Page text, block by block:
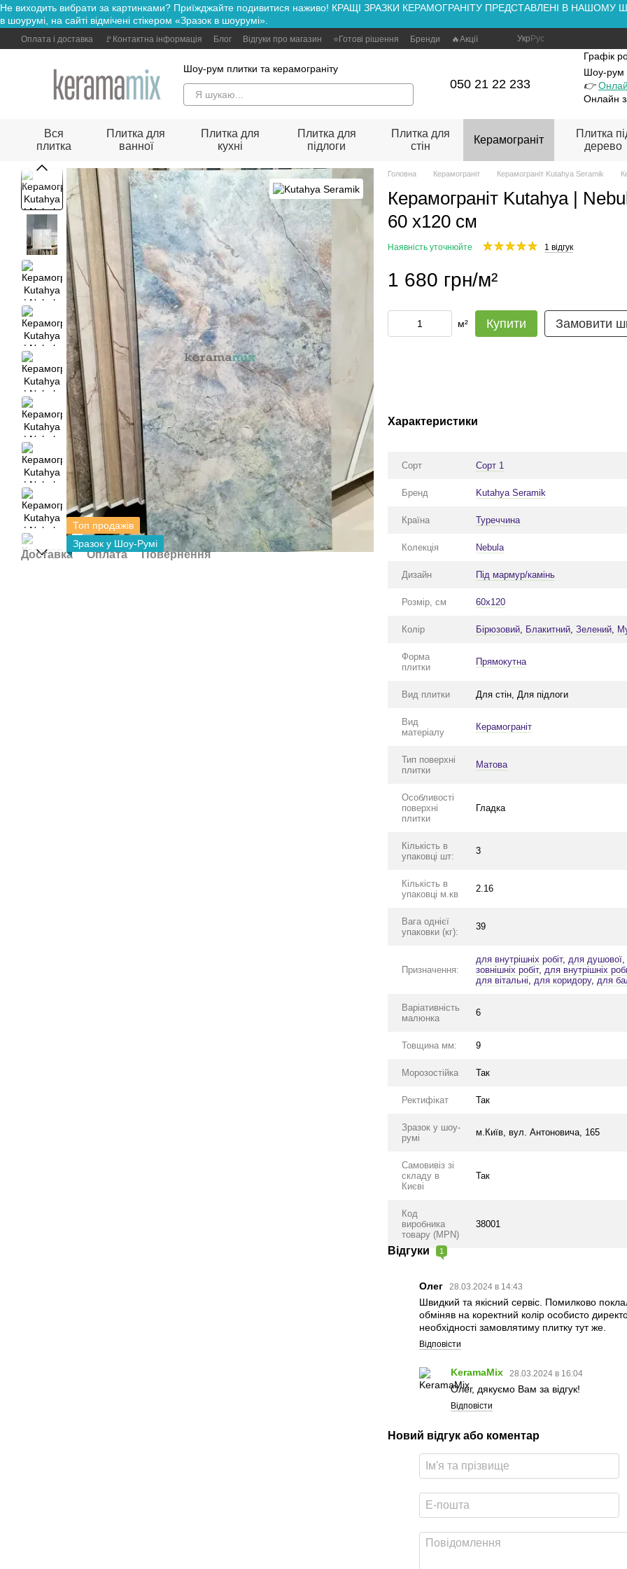
Перейти до основного контенту
Не виходить вибрати за картинками? Приїжджайте подивитися наживо! КРАЩІ ЗРАЗКИ КЕРАМОГРАНІТУ ПРЕДСТАВЛЕНІ В НАШОМУ
в шоурумі, на сайті відмічені стікером «Зразок в шоурумі».
Оплата і доставка 🚩Контактна інформація Блог Відгуки про магазин ⭐Готові рішення Бренди 🔥Акції Укр Рус
Шоу-рум плитки та керамограніту
050 21 22 233
Графік
Шоу-
👉
Онлайн
Вся
плитка
Плитка для
ванної
Плитка для
кухні
Плитка для
підлоги
Плитка для
стін
Керамограніт
Плитка
дерево
Топ продажів
Зразок у Шоу-Румі
Доставка Оплата Повернення
Головна Керамограніт Керамограніт Kutahya Seramik
Керамограніт Kutahya |
60 x120 см
Наявність уточнюйте 1 відгук
1 680 грн/м²
м² Купити Замовити
Характеристики
Сорт Сорт 1
Бренд Kutahya Seramik
Країна Туреччина
Колекція Nebula
Дизайн Під мармур/камінь
Розмір, см 60x120
Колір Бірюзовий, Блакитний, Зелений,
Форма
плитки
Прямокутна
Вид плитки Для стін, Для підлоги
Вид
матеріалу
Керамограніт
Тип поверхні
плитки
Матова
Особливості
поверхні
плитки
Гладка
Кількість в
упаковці шт:
3
Кількість в
упаковці м.кв
2.16
Вага однієї
упаковки (кг):
39
Призначення:
для внутрішніх робіт, для душової,
зовнішніх робіт, для внутрішніх
для вітальні, для коридору, для
Варіативність
малюнка
6
Товщина мм: 9
Морозостійка Так
Ректифікат Так
Зразок у шоу-
румі
м.Київ, вул. Антоновича, 165
Самовивіз зі
складу в
Києві
Так
Код
виробника
товару (MPN)
38001
Відгуки 1
Олег 28.03.2024 в 14:43
Швидкий та якісний сервіс. Помилково
обміняв на коректний колір особисто
необхідності замовлятиму плитку тут же.
Відповісти
KeramaMix 28.03.2024 в 16:04
Олег, дякуємо Вам за відгук!
Відповісти
Новий відгук або коментар